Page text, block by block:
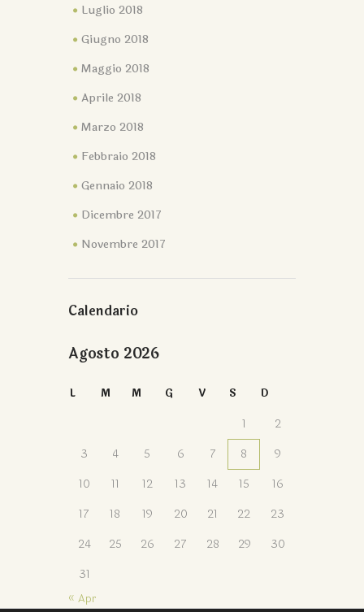
Luglio 2018
Giugno 2018
Maggio 2018
Aprile 2018
Marzo 2018
Febbraio 2018
Gennaio 2018
Dicembre 2017
Novembre 2017
Calendario
Agosto 2026
L M M G V S D
1
2
3
4 5 6 7 8
9
10
11 12 13 14 15
16
17
18 19 20 21 22
23
24
25 26 27 28 29
30
31
« Apr